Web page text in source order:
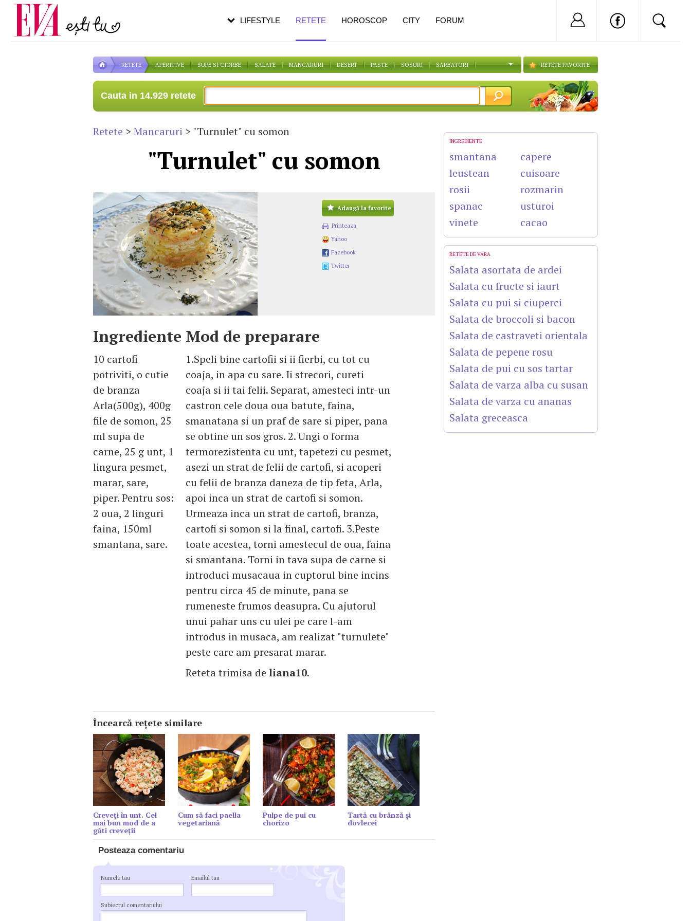
RETETE APERITIVE SUPE SI CIORBE SALATE MANCARURI DESERT PASTE SOSURI SARBATORI RETETE FAVORITE
Cauta in 14.929 retete
Retete > Mancaruri > "Turnulet" cu somon
"Turnulet" cu somon
Adaugă la favorite
Printeaza
Yahoo
Facebook
Twitter
Ingrediente
10 cartofi
potriviti, o cutie
de branza
Arla(500g), 400g
file de somon, 25
ml supa de
carne, 25 g unt, 1
lingura pesmet,
marar, sare,
piper. Pentru sos:
2 oua, 2 linguri
faina, 150ml
smantana, sare.
Mod de preparare
1.Speli bine cartofii si ii fierbi, cu tot cu
coaja, in apa cu sare. Ii strecori, cureti
coaja si ii tai felii. Separat, amesteci intr-un
castron cele doua oua batute, faina,
smanatana si un praf de sare si piper, pana
se obtine un sos gros. 2. Ungi o forma
termorezistenta cu unt, tapetezi cu pesmet,
asezi un strat de felii de cartofi, si acoperi
cu felii de branza daneza de tip feta, Arla,
apoi inca un strat de cartofi si somon.
Urmeaza inca un strat de cartofi, branza,
cartofi si somon si la final, cartofi. 3.Peste
toate acestea, torni amestecul de oua, faina
si smantana. Torni in tava supa de carne si
introduci musacaua in cuptorul bine incins
pentru circa 45 de minute, pana se
rumeneste frumos deasupra. Cu ajutorul
unui pahar uns cu ulei pe care l-am
introdus in musaca, am realizat "turnulete"
peste care am presarat marar.
Reteta trimisa de liana10.
Încearcă reţete similare
Creveți în unt. Cel
mai bun mod de a
găti creveții
Cum să faci paella
vegetariană
Pulpe de pui cu
chorizo
Tartă cu brânză și
dovlecei
Posteaza comentariu
Numele tau Emailul tau
Subiectul comentariului
INGREDIENTE
smantana
leustean
rosii
spanac
vinete
capere
cuisoare
rozmarin
usturoi
cacao
RETETE DE VARA
Salata asortata de ardei
Salata cu fructe si iaurt
Salata cu pui si ciuperci
Salata de broccoli si bacon
Salata de castraveti orientala
Salata de pepene rosu
Salata de pui cu sos tartar
Salata de varza alba cu susan
Salata de varza cu ananas
Salata greceasca
LIFESTYLE RETETE HOROSCOP CITY FORUM Nu ai cont?
Carieră
Actualitate